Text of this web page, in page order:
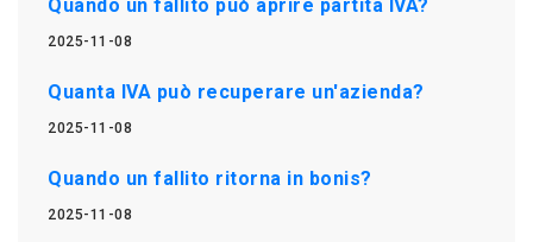
Quando un fallito può aprire partita IVA?
2025-11-08
Quanta IVA può recuperare un'azienda?
2025-11-08
Quando un fallito ritorna in bonis?
2025-11-08